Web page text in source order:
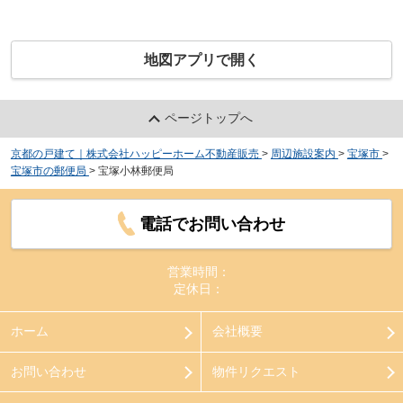
地図アプリで開く
ページトップへ
京都の戸建て｜株式会社ハッピーホーム不動産販売 > 周辺施設案内 > 宝塚市 >
宝塚市の郵便局 > 宝塚小林郵便局
電話でお問い合わせ
営業時間：
定休日：
ホーム 会社概要
お問い合わせ 物件リクエスト